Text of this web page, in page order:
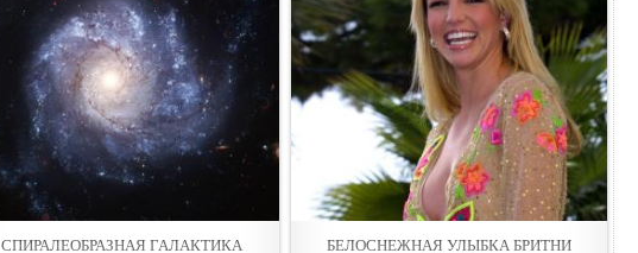
СПИРАЛЕОБРАЗНАЯ ГАЛАКТИКА
БЕЛОСНЕЖНАЯ УЛЫБКА БРИТНИ